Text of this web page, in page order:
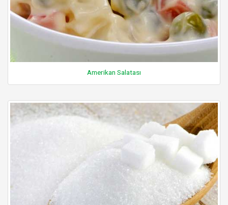
Amerikan Salatası